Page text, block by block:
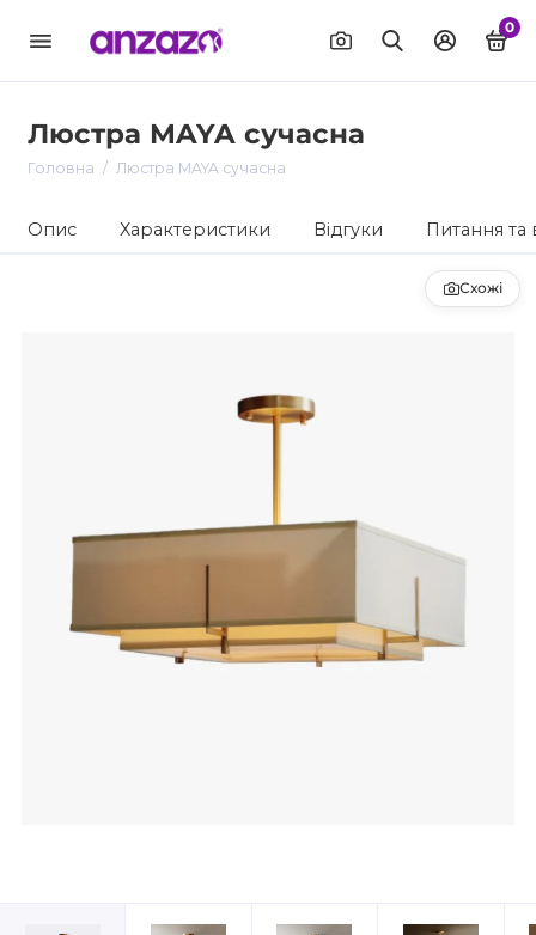
0
Люстра MAYA сучасна
Головна Люстра MAYA сучасна
Опис Характеристики Відгуки Питання та
Схожі